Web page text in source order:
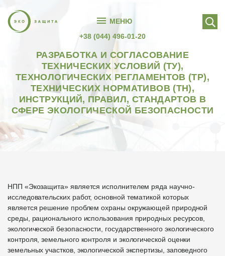
МЕНЮ
РАЗРАБОТКА И СОГЛАСОВАНИЕ
ТЕХНИЧЕСКИХ УСЛОВИЙ (ТУ),
ТЕХНОЛОГИЧЕСКИХ РЕГЛАМЕНТОВ (ТР),
ТЕХНИЧЕСКИХ НОРМАТИВОВ (ТН),
ИНСТРУКЦИЙ, ПРАВИЛ, СТАНДАРТОВ В
СФЕРЕ ЭКОЛОГИЧЕСКОЙ БЕЗОПАСНОСТИ
+38 (044) 496-01-20
НПП «Экозащита» является исполнителем ряда научно-
исследовательских работ, основной тематикой которых
является решение проблем охраны окружающей природной
среды, рационального использования природных ресурсов,
экологической безопасности, государственного экологического
контроля, земельного контроля и экологической оценки
земельных участков, экологической экспертизы, заповедного